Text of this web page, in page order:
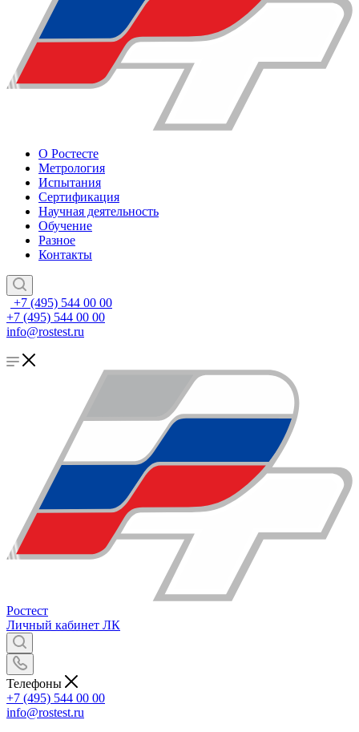
О Ростесте
Метрология
Испытания
Сертификация
Научная деятельность
Обучение
Разное
Контакты
+7 (495) 544 00 00
+7 (495) 544 00 00
info@rostest.ru
Ростест
Личный кабинет ЛК
Телефоны
+7 (495) 544 00 00
info@rostest.ru